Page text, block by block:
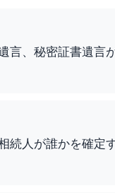
言、秘密証書遺言
続人が誰かを確定